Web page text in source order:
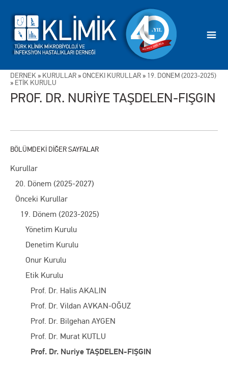
Kurullar
20. Dönem (2025-2027)
Önceki Kurullar
19. Dönem (2023-2025)
Yönetim Kurulu
Denetim Kurulu
Onur Kurulu
Etik Kurulu
Prof. Dr. Halis AKALIN
Prof. Dr. Vildan AVKAN-OĞUZ
Prof. Dr. Bilgehan AYGEN
Prof. Dr. Murat KUTLU
Prof. Dr. Nuriye TAŞDELEN-FIŞGIN
DERNEK » KURULLAR »ÖNCEKİ KURULLAR » 19. DÖNEM (2023-2025)
» ETİK KURULU
PROF. DR. NURİYE TAŞDELEN-FIŞGIN